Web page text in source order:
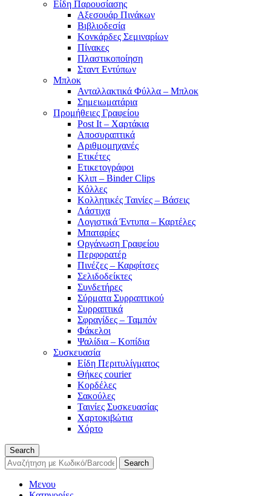
Είδη Παρουσίασης
Αξεσουάρ Πινάκων
Βιβλιοδεσία
Κονκάρδες Σεμιναρίων
Πίνακες
Πλαστικοποίηση
Σταντ Εντύπων
Μπλοκ
Ανταλλακτικά Φύλλα – Μπλοκ
Σημειωματάρια
Προμήθειες Γραφείου
Post It – Χαρτάκια
Αποσυραπτικά
Αριθμομηχανές
Ετικέτες
Ετικετογράφοι
Κλιπ – Binder Clips
Κόλλες
Κολλητικές Ταινίες – Βάσεις
Λάστιχα
Λογιστικά Έντυπα – Καρτέλες
Μπαταρίες
Οργάνωση Γραφείου
Περφορατέρ
Πινέζες – Καρφίτσες
Σελιδοδείκτες
Συνδετήρες
Σύρματα Συρραπτικού
Συρραπτικά
Σφραγίδες – Ταμπόν
Φάκελοι
Ψαλίδια – Κοπίδια
Συσκευασία
Είδη Περιτυλίγματος
Θήκες courier
Κορδέλες
Σακούλες
Ταινίες Συσκευασίας
Χαρτοκιβώτια
Χόρτο
Search
Search
Μενου